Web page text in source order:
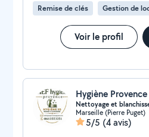
Remise de clés Gestion de
Voir le profil
Nettoyage et
Marseille (Pierre Puget)
5/5 (4 avis)